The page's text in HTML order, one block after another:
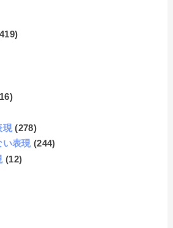
現 (278)
い表現 (244)
(12)